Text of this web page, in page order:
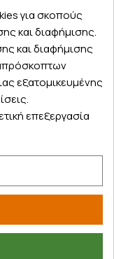
και
για σκοπούς
και διαφήμισης.
και διαφήμισης
εξατομικευμένης
επεξεργασία